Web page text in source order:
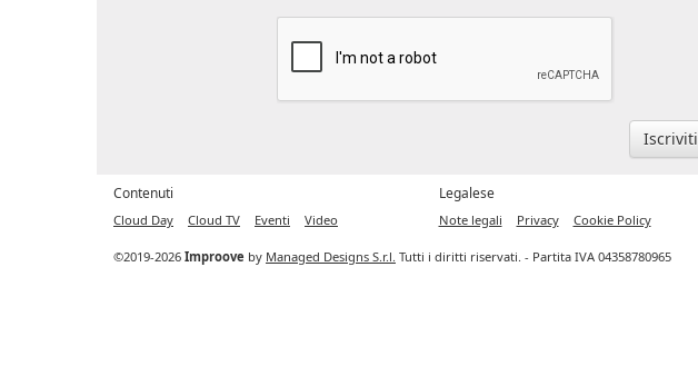
Iscriviti
Contenuti
Cloud Day Cloud TV Eventi Video
Legalese
Note legali Privacy Cookie Policy
©2019-2026 Improove by Managed Designs S.r.l. Tutti i diritti riservati. - Partita IVA 04358780965